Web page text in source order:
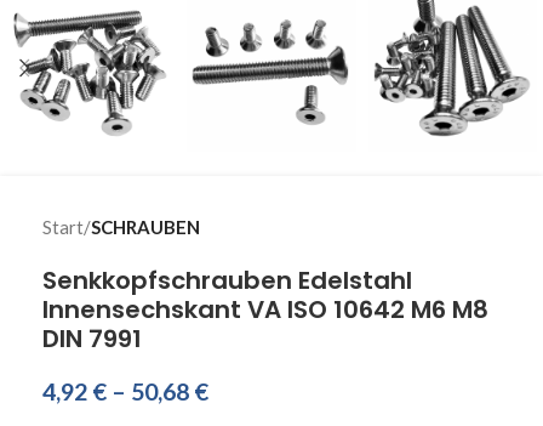
Start SCHRAUBEN
Senkkopfschrauben Edelstahl
Innensechskant VA ISO 10642 M6 M8
DIN 7991
4,92 € – 50,68 €